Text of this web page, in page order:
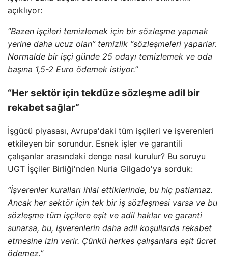
açıklıyor:
“Bazen işçileri temizlemek için bir sözleşme yapmak
yerine daha ucuz olan” temizlik “sözleşmeleri yaparlar.
Normalde bir işçi günde 25 odayı temizlemek ve oda
başına 1,5-2 Euro ödemek istiyor.”
“Her sektör için tekdüze sözleşme adil bir
rekabet sağlar”
İşgücü piyasası, Avrupa'daki tüm işçileri ve işverenleri
etkileyen bir sorundur. Esnek işler ve garantili
çalışanlar arasındaki denge nasıl kurulur? Bu soruyu
UGT İşçiler Birliği'nden Nuria Gilgado'ya sorduk:
“İşverenler kuralları ihlal ettiklerinde, bu hiç patlamaz.
Ancak her sektör için tek bir iş sözleşmesi varsa ve bu
sözleşme tüm işçilere eşit ve adil haklar ve garanti
sunarsa, bu, işverenlerin daha adil koşullarda rekabet
etmesine izin verir. Çünkü herkes çalışanlara eşit ücret
ödemez.”